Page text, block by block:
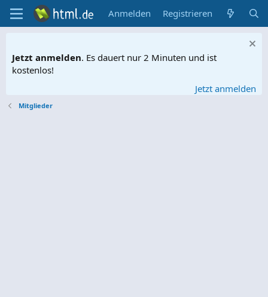
Anmelden Registrieren
Jetzt anmelden. Es dauert nur 2 Minuten und ist
kostenlos!
Jetzt anmelden
Mitglieder